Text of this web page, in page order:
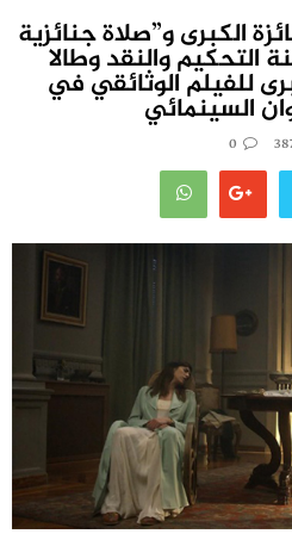
الكبرى و”صلاة جنائزية
التحكيم والنقد وطالا
للفيلم الوثائقي في
0